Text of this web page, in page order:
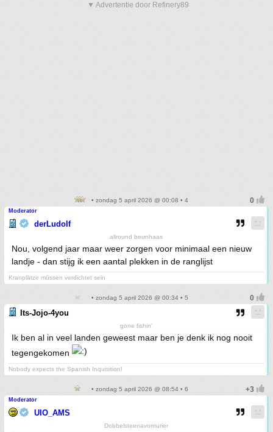
▼ Advertentie door Refinery89
• zondag 5 april 2026 @ 00:08 • 4
Moderator
derLudolf
allround beunhaas
Nou, volgend jaar maar weer zorgen voor minimaal een nieuw
landje - dan stijg ik een aantal plekken in de ranglijst
Kranplätze müssen verdichtet sein
• zondag 5 april 2026 @ 00:34 • 5
Its-Jojo-4you
gone fishin'
Ik ben al in veel landen geweest maar ben je denk ik nog nooit
tegengekomen
Nobody expects the Spanish Inquisition!
• zondag 5 april 2026 @ 08:54 • 6
Moderator
UIO_AMS
Dobbelsteenavonturier